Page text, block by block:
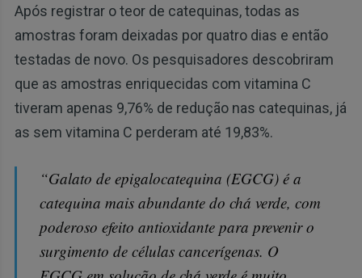
Após registrar o teor de catequinas, todas as
amostras foram deixadas por quatro dias e então
testadas de novo. Os pesquisadores descobriram
que as amostras enriquecidas com vitamina C
tiveram apenas 9,76% de redução nas catequinas, já
as sem vitamina C perderam até 19,83%.
“Galato de epigalocatequina (EGCG) é a
catequina mais abundante do chá verde, com
poderoso efeito antioxidante para prevenir o
surgimento de células cancerígenas. O